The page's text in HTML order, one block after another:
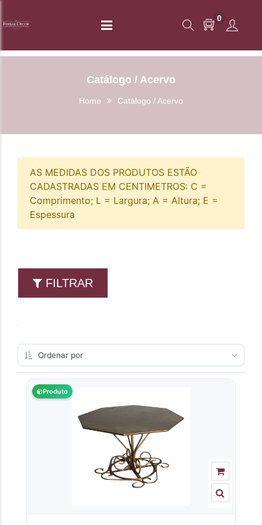
0
Catálogo / Acervo
Home Catálogo / Acervo
AS MEDIDAS DOS PRODUTOS ESTÃO
CADASTRADAS EM CENTIMETROS: C =
Comprimento; L = Largura; A = Altura; E =
Espessura
FILTRAR
Produto